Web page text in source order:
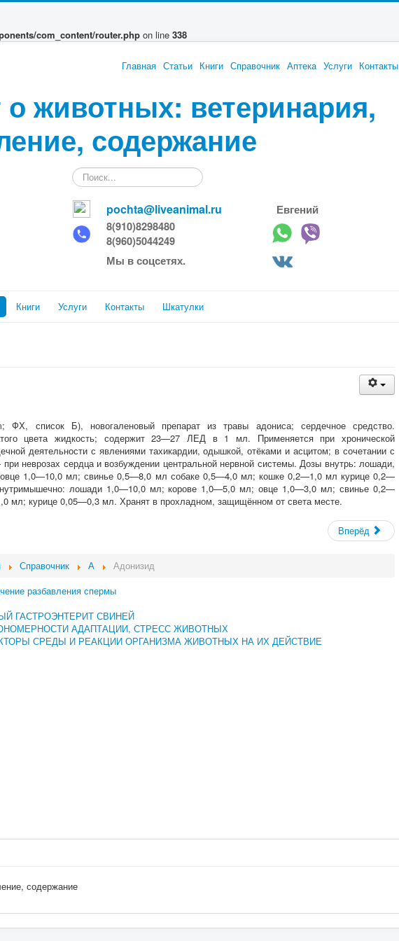
com_content/router.php on line 338
Главная Статьи Книги Справочник Аптека Услуги Контакты
о животных: ветеринария,
содержание
Искать...
pochta@liveanimal.ru
Евгений
8(910)8298480
8(960)5044249
Мы в соцсетях.
Книги Услуги Контакты Шкатулки
; ФХ, список Б), новогаленовый препарат из травы адониса; сердечное средство.
цвета жидкость; содержит 23—27 ЛЕД в 1
мл. Применяется при хронической
деятельности с явлениями тахикардии, одышкой, отёками и асцитом; в сочетании с
неврозах сердца и возбуждении центральной нервной системы. Дозы внутрь: лошади,
1,0—10,0 мл; свинье 0,5—8,0 мл собаке 0,5—4,0 мл; кошке 0,2—1,0 мл курице 0,2—
лошади 1,0—10,0 мл; корове 1,0—5,0 мл; овце 1,0—3,0 мл; свинье 0,2—
мл; курице 0,05—0,3 мл. Хранят в прохладном, защищённом от света месте.
Вперёд
Справочник А
Адонизид
разбавления спермы
ГАСТРОЭНТЕРИТ СВИНЕЙ
АДАПТАЦИИ, СТРЕСС ЖИВОТНЫХ
СРЕДЫ И РЕАКЦИИ ОРГАНИЗМА ЖИВОТНЫХ НА ИХ ДЕЙСТВИЕ
содержание